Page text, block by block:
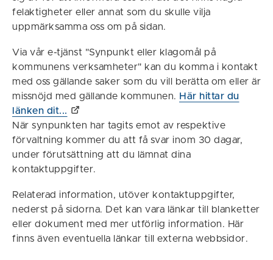
felaktigheter eller annat som du skulle vilja
uppmärksamma oss om på sidan.
Via vår e-tjänst "Synpunkt eller klagomål på
kommunens verksamheter" kan du komma i kontakt
med oss gällande saker som du vill berätta om eller är
missnöjd med gällande kommunen. Här hittar du
länken dit...
När synpunkten har tagits emot av respektive
förvaltning kommer du att få svar inom 30 dagar,
under förutsättning att du lämnat dina
kontaktuppgifter.
Relaterad information, utöver kontaktuppgifter,
nederst på sidorna. Det kan vara länkar till blanketter
eller dokument med mer utförlig information. Här
finns även eventuella länkar till externa webbsidor.